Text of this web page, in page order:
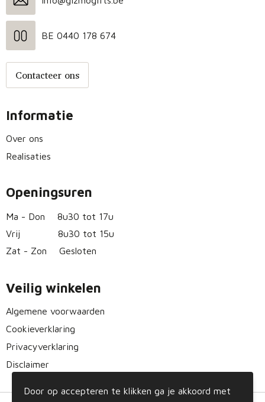
BE 0440 178 674
Contacteer ons
Informatie
Over ons
Realisaties
Openingsuren
Ma - Don
8u30 tot 17u
Vrij
8u30 tot 15u
Zat - Zon
Gesloten
Veilig winkelen
Algemene voorwaarden
Cookieverklaring
Privacyverklaring
Disclaimer
Door op accepteren te klikken ga je akkoord met